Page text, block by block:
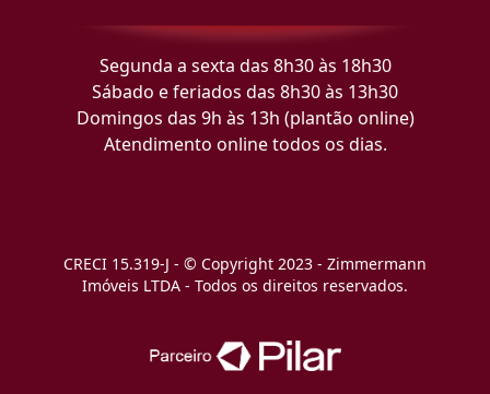
Segunda a sexta das 8h30 às 18h30
Sábado e feriados das 8h30 às 13h30
Domingos das 9h às 13h (plantão online)
Atendimento online todos os dias.
CRECI 15.319-J - © Copyright 2023 - Zimmermann
Imóveis LTDA - Todos os direitos reservados.